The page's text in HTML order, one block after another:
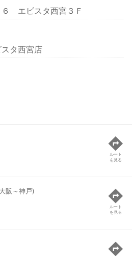
６ エビスタ西宮３Ｆ
タ西宮店
ルート
を見る
阪～神戸)
ルート
を見る